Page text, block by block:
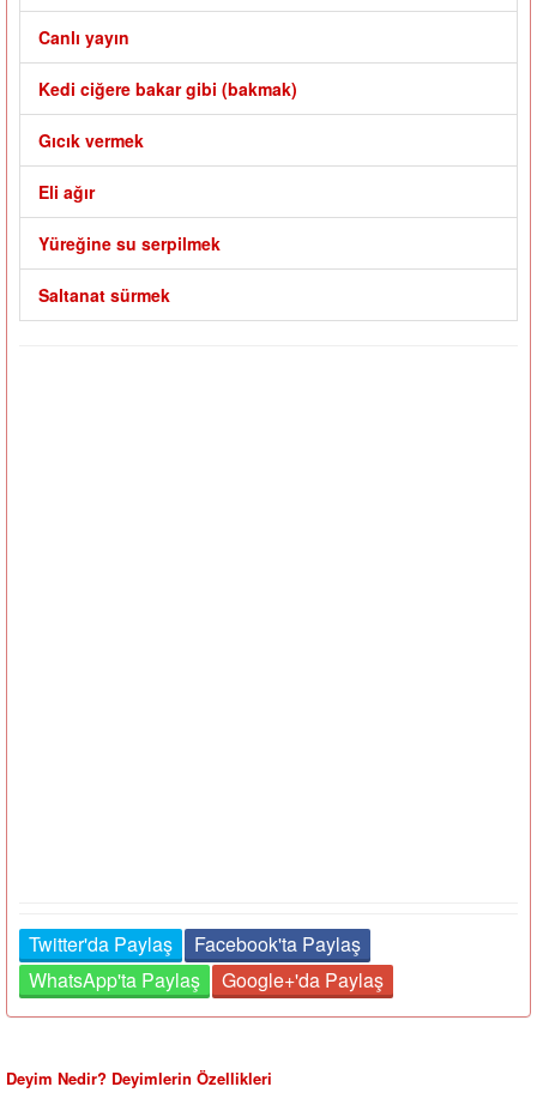
Canlı yayın
Kedi ciğere bakar gibi (bakmak)
Gıcık vermek
Eli ağır
Yüreğine su serpilmek
Saltanat sürmek
Twitter'da Paylaş
Facebook'ta Paylaş
WhatsApp'ta Paylaş
Google+'da Paylaş
Deyim Nedir? Deyimlerin Özellikleri